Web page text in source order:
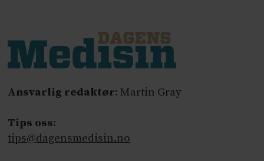
Ansvarlig redaktør: Martin Gray
Tips oss:
tips@dagensmedisin.no